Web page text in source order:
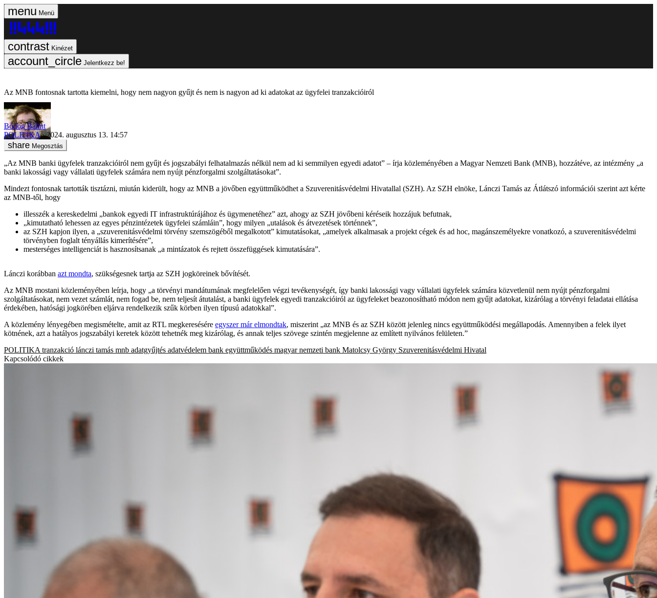
Menü
Kinézet
Jelentkezz be!
Az MNB fontosnak tartotta kiemelni, hogy nem nagyon gyűjt és nem is nagyon ad ki adatokat az ügyfelei tranzakcióiról
Bódog Bálint
POLITIKA
2024. augusztus 13. 14:57
Megosztás
„Az MNB banki ügyfelek tranzakcióiról nem gyűjt és jogszabályi felhatalmazás nélkül nem ad ki semmilyen egyedi adatot” – írja közleményében a Magyar Nemzeti Bank (MNB), hozzátéve, az intézmény „a
banki lakossági vagy vállalati ügyfelek számára nem nyújt pénzforgalmi szolgáltatásokat”.
Mindezt fontosnak tartották tisztázni, miután kiderült, hogy az MNB a jövőben együttműködhet a Szuverenitásvédelmi Hivatallal (SZH). Az SZH elnöke, Lánczi Tamás az Átlátszó információi szerint azt kérte
az MNB-től, hogy
illesszék a kereskedelmi „bankok egyedi IT infrastruktúrájához és ügymenetéhez” azt, ahogy az SZH jövőbeni kéréseik hozzájuk befutnak,
„kimutatható lehessen az egyes pénzintézetek ügyfelei számláin”, hogy milyen „utalások és átvezetések történnek”,
az SZH kapjon ilyen, a „szuverenitásvédelmi törvény szemszögéből megalkotott” kimutatásokat, „amelyek alkalmasak a projekt cégek és ad hoc, magánszemélyekre vonatkozó, a szuverenitásvédelmi
törvényben foglalt tényállás kimerítésére”,
mesterséges intelligenciát is hasznosítsanak „a mintázatok és rejtett összefüggések kimutatására”.
Lánczi korábban azt mondta, szükségesnek tartja az SZH jogköreinek bővítését.
Az MNB mostani közleményében leírja, hogy „a törvényi mandátumának megfelelően végzi tevékenységét, így banki lakossági vagy vállalati ügyfelek számára közvetlenül nem nyújt pénzforgalmi
szolgáltatásokat, nem vezet számlát, nem fogad be, nem teljesít átutalást, a banki ügyfelek egyedi tranzakcióiról az ügyfeleket beazonosítható módon nem gyűjt adatokat, kizárólag a törvényi feladatai ellátása
érdekében, hatósági jogkörében eljárva rendelkezik szűk körben ilyen típusú adatokkal”.
A közlemény lényegében megismételte, amit az RTL megkeresésére egyszer már elmondtak, miszerint „az MNB és az SZH között jelenleg nincs együttműködési megállapodás. Amennyiben a felek ilyet
kötnének, azt a hatályos jogszabályi keretek között tehetnék meg kizárólag, és annak teljes szövege szintén megjelenne az említett nyilvános felületen.”
POLITIKA tranzakció lánczi tamás mnb adatgyűjtés adatvédelem bank együttműködés magyar nemzeti bank Matolcsy György Szuverenitásvédelmi Hivatal
Kapcsolódó cikkek